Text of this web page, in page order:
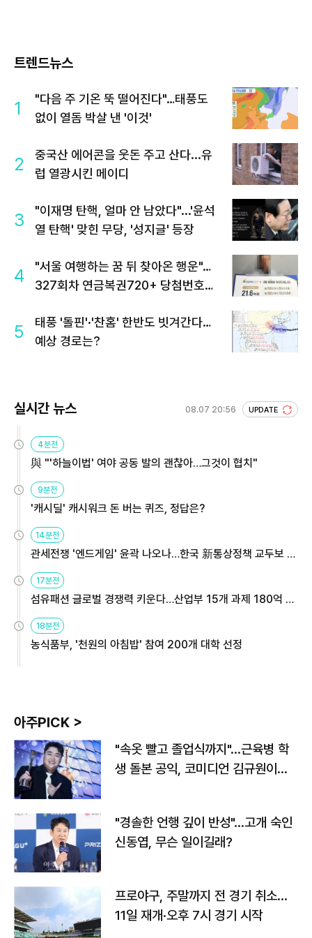
트렌드뉴스
1
"다음 주 기온 뚝 떨어진다"…태풍도
없이 열돔 박살 낸 '이것'
2
중국산 에어콘을 웃돈 주고 산다...유
럽 열광시킨 메이디
3
"이재명 탄핵, 얼마 안 남았다"...'윤석
열 탄핵' 맞힌 무당, '성지글' 등장
4
"서울 여행하는 꿈 뒤 찾아온 행운"…
327회차 연금복권720+ 당첨번호조
5
태풍 '돌핀'·'찬홈' 한반도 빗겨간다…
예상 경로는?
실시간 뉴스 08.07 20:56 UPDATE
4분전
與 "'하늘이법' 여야 공동 발의 괜찮아…그것이 협치"
9분전
'캐시딜' 캐시워크 돈 버는 퀴즈, 정답은?
14분전
관세전쟁 '엔드게임' 윤곽 나오나…한국 新통상정책 교두보 활
용해야
17분전
섬유패션 글로벌 경쟁력 키운다…산업부 15개 과제 180억 지
원
18분전
농식품부, '천원의 아침밥' 참여 200개 대학 선정
아주PICK >
"속옷 빨고 졸업식까지"…근육병 학
생 돌본 공익, 코미디언 김규원이었
"경솔한 언행 깊이 반성"…고개 숙인
신동엽, 무슨 일이길래?
프로야구, 주말까지 전 경기 취소…
11일 재개·오후 7시 경기 시작